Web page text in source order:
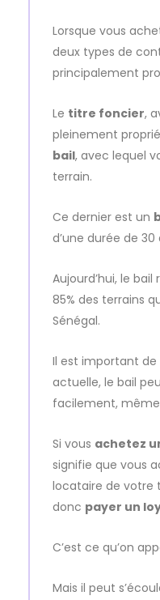
Lorsque vous
deux types de
principalement
Le titre foncier,
pleinement
bail, avec lequel
terrain.
Ce dernier est un
d’une durée de
Aujourd’hui, le
85% des terrains
Sénégal.
Il est important de
actuelle, le bail
facilement,
Si vous achetez
signifie que vous
locataire de votre
donc payer un
C’est ce qu’on
Mais il peut